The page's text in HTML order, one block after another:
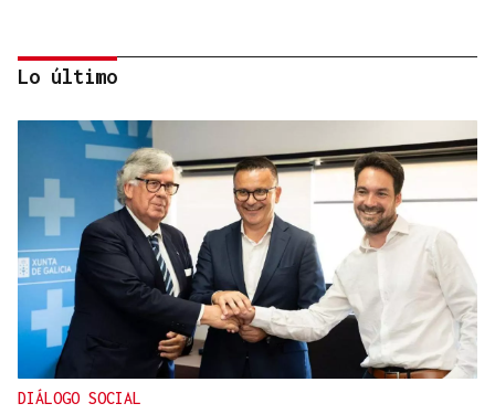
CANEDO
Un herido en la colisión entre dos coches en la
entrada a las termas de Outariz
Lo último
DIÁLOGO SOCIAL